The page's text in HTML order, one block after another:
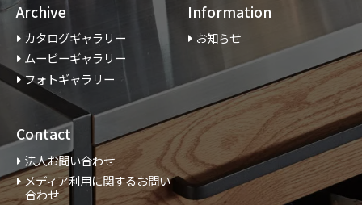
Archive
カタログギャラリー
ムービーギャラリー
フォトギャラリー
Information
お知らせ
Contact
法人お問い合わせ
メディア利用に関するお問い
合わせ